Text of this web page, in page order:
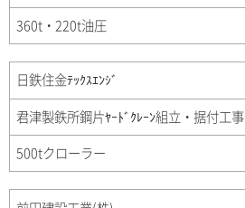
360t・220t油圧
日鉄住金ﾃｯｸｽｴﾝｼﾞ
君津製鉄所鋼片ﾔｰﾄﾞｸﾚｰﾝ組立・据付工事
500tクローラー